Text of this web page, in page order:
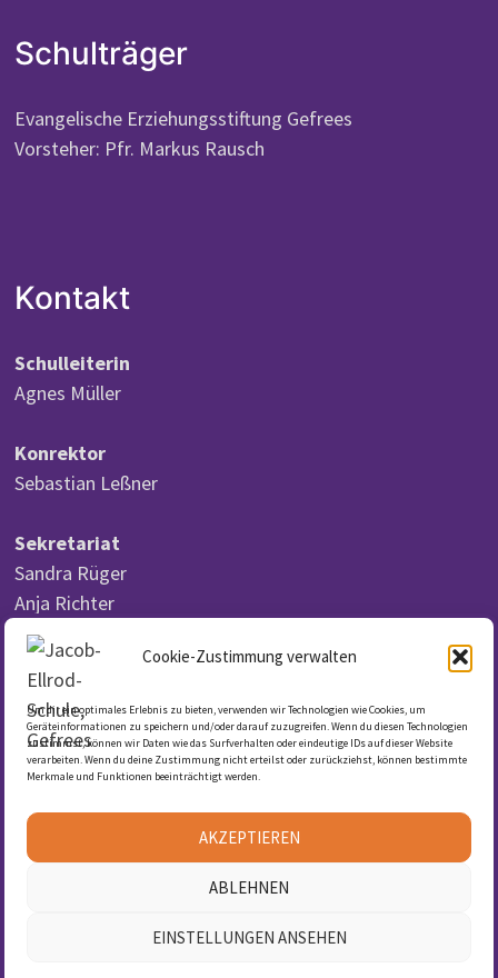
Cookie-Zustimmung verwalten
Um dir ein optimales Erlebnis zu bieten, verwenden wir Technologien wie Cookies, um
Geräteinformationen zu speichern und/oder darauf zuzugreifen. Wenn du diesen Technologien
zustimmst, können wir Daten wie das Surfverhalten oder eindeutige IDs auf dieser Website
verarbeiten. Wenn du deine Zustimmung nicht erteilst oder zurückziehst, können bestimmte
Merkmale und Funktionen beeinträchtigt werden.
AKZEPTIEREN
ABLEHNEN
EINSTELLUNGEN ANSEHEN
Schulträger
Evangelische Erziehungsstiftung Gefrees
Vorsteher: Pfr. Markus Rausch
Kontakt
Schulleiterin
Agnes Müller
Konrektor
Sebastian Leßner
Sekretariat
Sandra Rüger
Anja Richter
DSGVO
Datenschutzerklärung
Cookie-Richtlinie (EU)
Impressum